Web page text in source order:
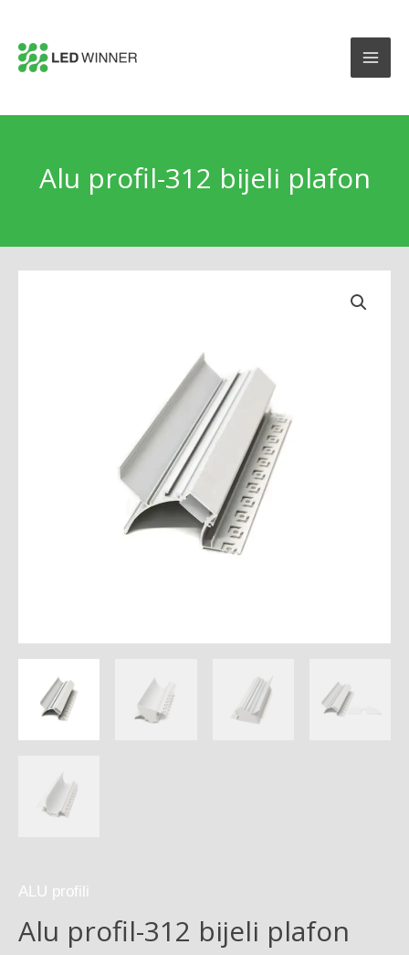
Alu profil-312 bijeli plafon
ALU profili
Alu profil-312 bijeli plafon